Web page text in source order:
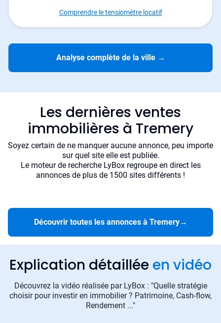
Comprendre le tensiomètre locatif
Analyse complète de la ville →
Les dernières ventes
immobilières à Tremery
Soyez certain de ne manquer aucune annonce, peu importe
sur quel site elle est publiée.
Le moteur de recherche LyBox regroupe en direct les
annonces de plus de 1500 sites différents !
Découvrir toutes les annonces à Tremery→
Explication détaillée en vidéo
Découvrez la vidéo réalisée par LyBox : "Quelle stratégie
choisir pour investir en immobilier ? Patrimoine, Cash-flow,
Rendement ..."